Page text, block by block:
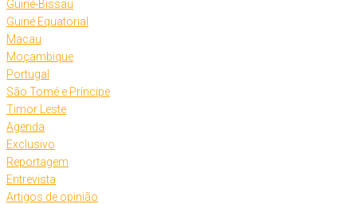
Guiné-Bissau
Guiné Equatorial
Macau
Moçambique
Portugal
São Tomé e Príncipe
Timor Leste
Agenda
Exclusivo
Reportagem
Entrevista
Artigos de opinião